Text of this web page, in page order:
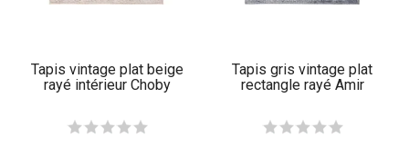
Tapis vintage plat beige
rayé intérieur Choby
Tapis gris vintage plat
rectangle rayé Amir